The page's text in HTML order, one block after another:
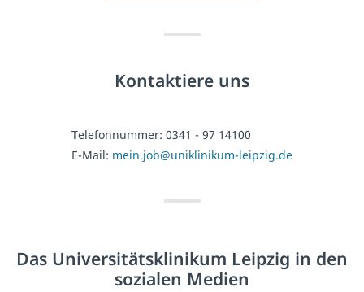
Kontaktiere uns
Telefonnummer: 0341 - 97 14100
E-Mail: mein.job@uniklinikum-leipzig.de
Das Universitätsklinikum Leipzig in den
sozialen Medien